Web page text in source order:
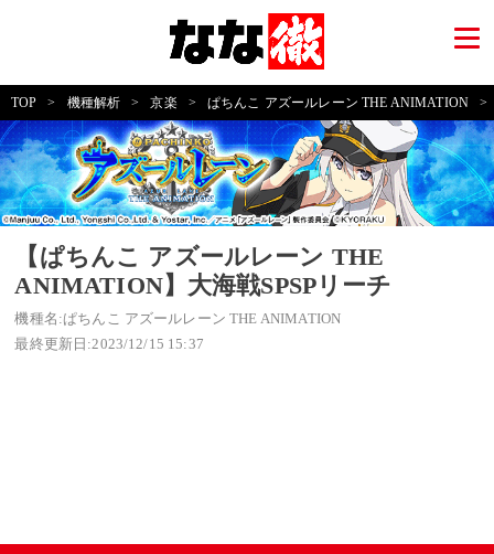
TOP > 機種解析 > 京楽 > ぱちんこ アズールレーン THE ANIMATION >
【ぱちんこ アズールレーン THE
ANIMATION】大海戦SPSPリーチ
機種名:ぱちんこ アズールレーン THE ANIMATION
最終更新日:2023/12/15 15:37